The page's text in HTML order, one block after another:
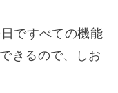
ですべての機能
きるので、しお